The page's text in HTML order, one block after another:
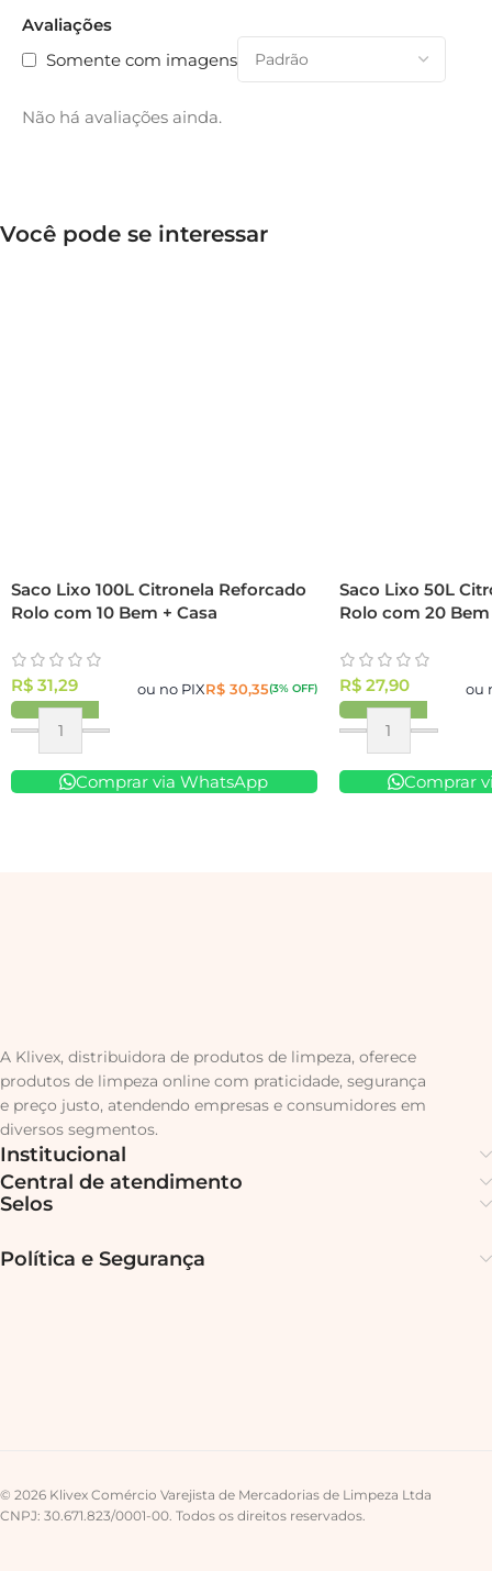
Avaliações
Somente com imagens
Não há avaliações ainda.
Você pode se interessar
Saco Lixo 100L Citronela Reforcado
Rolo com 10 Bem + Casa
R$ 31,29 ou no PIXR$30,35(3% OFF)
Comprar via WhatsApp
Saco Lixo 50L
Rolo com 20 Bem
R$27,90 ou
Comprar
A Klivex, distribuidora de produtos de limpeza, oferece
produtos de limpeza online com praticidade, segurança
e preço justo, atendendo empresas e consumidores em
diversos segmentos.
Institucional
Central de atendimento
Selos
Política e Segurança
© 2026 Klivex Comércio Varejista de Mercadorias de Limpeza Ltda
CNPJ: 30.671.823/0001-00. Todos os direitos reservados.